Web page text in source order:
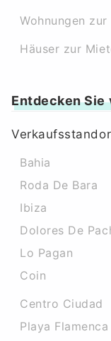
Wohnungen
Häuser zur
Entdecken Sie
Bahia
Roda De Bara
Ibiza
Dolores De
Lo Pagan
Coin
Centro Ciudad
Playa Flamenca